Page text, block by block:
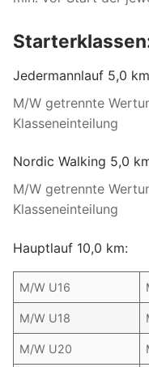
Jedermannlauf 5,0
M/W getrennte
Klasseneinteilung
Nordic Walking 5,0
M/W getrennte
Klasseneinteilung
Hauptlauf 10,0 km:
M/W U16
M/W U18
M/W U20